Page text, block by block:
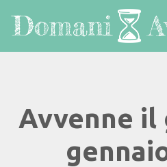
Avvenne il